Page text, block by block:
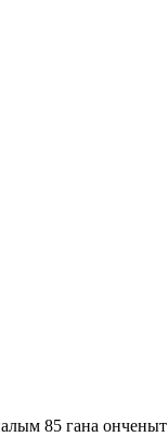
85 гана онченыт